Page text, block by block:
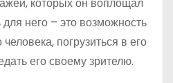
него – это возможность
погрузиться в его
его своему зрителю.